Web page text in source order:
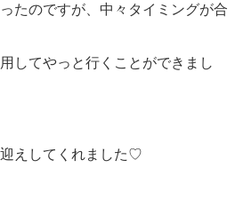
たのですが、中々タイミングが合
してやっと行くことができまし
えしてくれました♡